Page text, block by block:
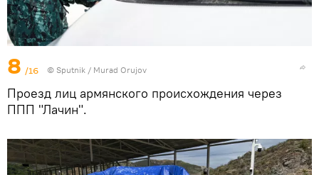
8 /16 © Sputnik / Murad Orujov
Проезд лиц армянского происхождения через
ППП "Лачин".